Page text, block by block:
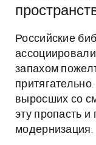
Российские
запахом
выросших со
эту пропасть
модернизация.